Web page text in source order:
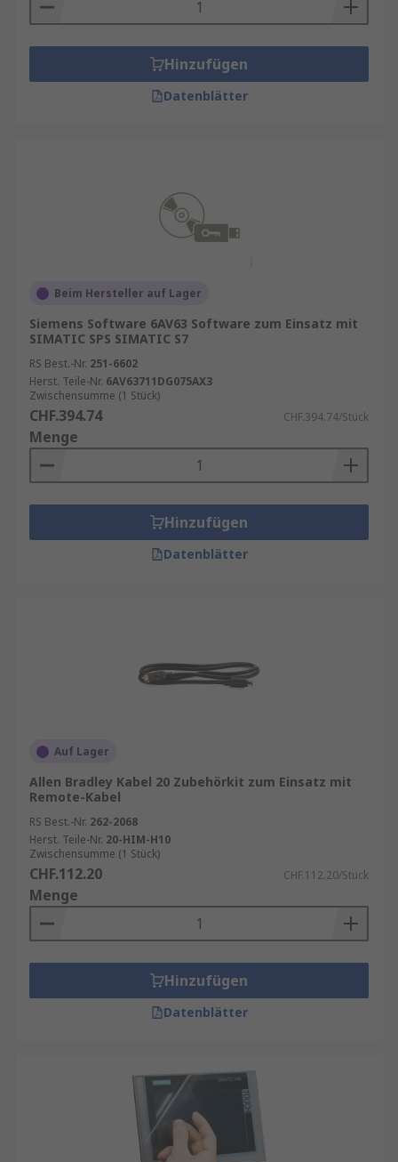
Zubehör wählt
Das von Ihnen gewählte Bediengeräte-Zubehör
hängt von der Anwendung ab, für die Sie es
benötigen. Nach der Festlegung des Zubehörtyps
Gefahrenbereichszertifizierung und, falls für
Ihren HMI-Typ relevant, Softwareversion.
Hinzufügen
Datenblätter
Beim Hersteller auf Lager
Siemens Software 6AV63 Software zum Einsatz mit
SIMATIC SPS SIMATIC S7
RS Best.-Nr. 251-6602
Herst. Teile-Nr. 6AV63711DG075AX3
Zwischensumme (1 Stück)
CHF.394.74 CHF.394.74/Stück
Menge
Hinzufügen
Datenblätter
Auf Lager
Allen Bradley Kabel 20 Zubehörkit zum Einsatz mit
Remote-Kabel
RS Best.-Nr. 262-2068
Herst. Teile-Nr. 20-HIM-H10
Zwischensumme (1 Stück)
CHF.112.20 CHF.112.20/Stück
Menge
Hinzufügen
Datenblätter